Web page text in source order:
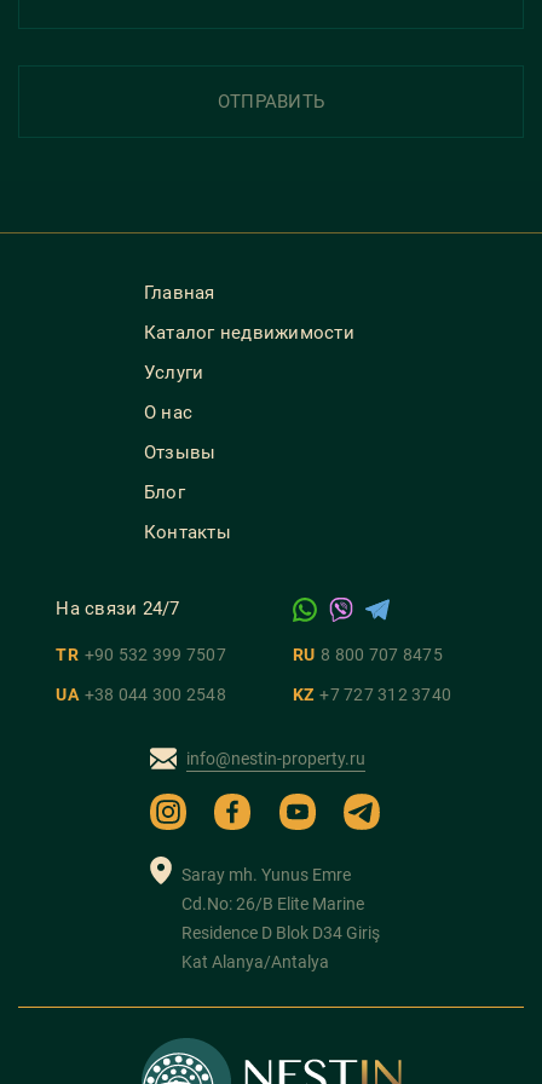
ОТПРАВИТЬ
Главная
Каталог недвижимости
Услуги
О нас
Отзывы
Блог
Контакты
На связи 24/7
TR +90 532 399 7507 RU 8 800 707 8475
UA +38 044 300 2548 KZ +7 727 312 3740
info@nestin-property.ru
Saray mh. Yunus Emre
Cd.No: 26/B Elite Marine
Residence D Blok D34 Giriş
Kat Alanya/Antalya